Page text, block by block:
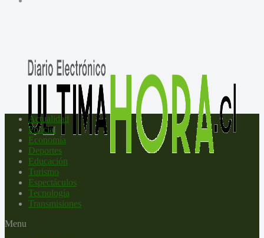
Actualidad
Policial
Economía
Deportes
Educación
Turismo
Espectáculos
Tecnología
Transmisiones
Menu